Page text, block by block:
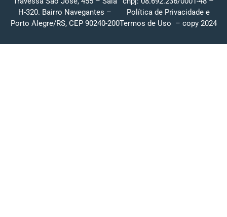
H-320. Bairro Navegantes –
Porto Alegre/RS, CEP 90240-200
Política de Privacidade e
Termos de Uso – copy 2024